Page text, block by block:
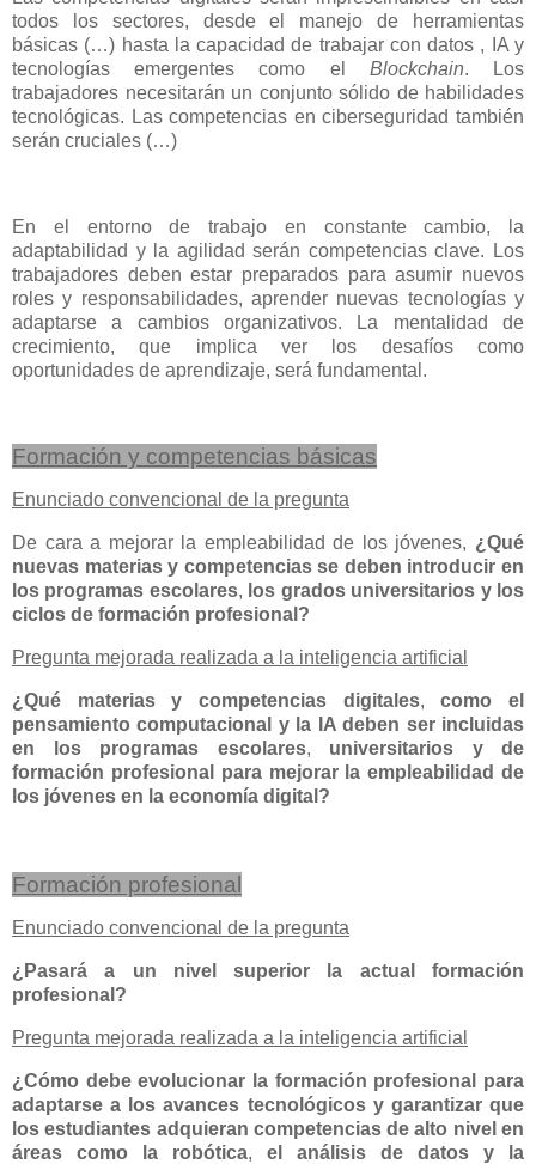
todos los sectores, desde el manejo de herramientas
básicas (…) hasta la capacidad de trabajar con datos , IA y
tecnologías emergentes como el Blockchain. Los
trabajadores necesitarán un conjunto sólido de habilidades
tecnológicas. Las competencias en ciberseguridad también
serán cruciales (…)
En el entorno de trabajo en constante cambio, la
adaptabilidad y la agilidad serán competencias clave. Los
trabajadores deben estar preparados para asumir nuevos
roles y responsabilidades, aprender nuevas tecnologías y
adaptarse a cambios organizativos. La mentalidad de
crecimiento, que implica ver los desafíos como
oportunidades de aprendizaje, será fundamental.
Formación y competencias básicas
Enunciado convencional de la pregunta
De cara a mejorar la empleabilidad de los jóvenes, ¿Qué
nuevas materias y competencias se deben introducir en
los programas escolares, los grados universitarios y los
ciclos de formación profesional?
Pregunta mejorada realizada a la inteligencia artificial
¿Qué materias y competencias digitales,como el
pensamiento computacional y la IA deben ser incluidas
en los programas escolares, universitarios y de
formación profesional para mejorar la empleabilidad de
los jóvenes en la economía digital?
Formación profesional
Enunciado convencional de la pregunta
¿Pasará a un nivel superior la actual formación
profesional?
Pregunta mejorada realizada a la inteligencia artificial
¿Cómo debe evolucionar la formación profesional para
adaptarse a los avances tecnológicos y garantizar que
los estudiantes adquieran competencias de alto nivel en
áreas como la robótica, el análisis de datos y la